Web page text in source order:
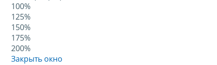
100%
125%
150%
175%
200%
Закрыть окно